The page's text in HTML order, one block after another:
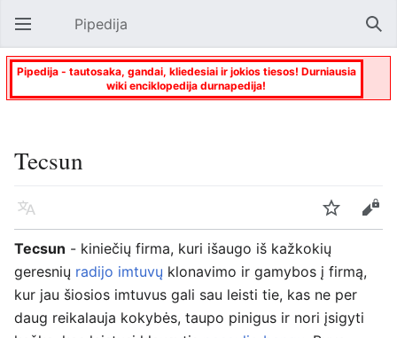
Atverti pagrindinį meniu Pipedija
Pipedija - tautosaka, gandai, kliedesiai ir jokios tiesos! Durniausia
wiki enciklopedija durnapedija!
Tecsun
Kalba Stebėti
Keisti
Tecsun - kiniečių firma, kuri išaugo iš kažkokių
geresnių radijo imtuvų klonavimo ir gamybos į firmą,
kur jau šiosios imtuvus gali sau leisti tie, kas ne per
daug reikalauja kokybės, taupo pinigus ir nori įsigyti